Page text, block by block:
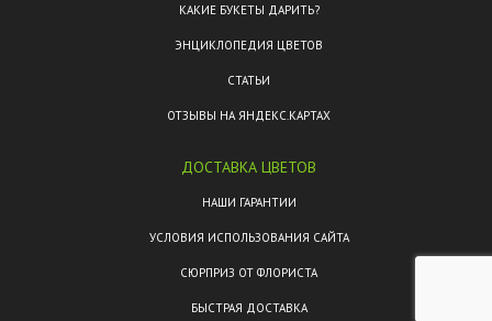
КАКИЕ БУКЕТЫ ДАРИТЬ?
ЭНЦИКЛОПЕДИЯ ЦВЕТОВ
СТАТЬИ
ОТЗЫВЫ НА ЯНДЕКС.КАРТАХ
ДОСТАВКА ЦВЕТОВ
НАШИ ГАРАНТИИ
УСЛОВИЯ ИСПОЛЬЗОВАНИЯ САЙТА
СЮРПРИЗ ОТ ФЛОРИСТА
БЫСТРАЯ ДОСТАВКА